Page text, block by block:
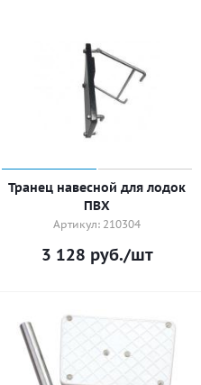
Транец навесной для лодок
ПВХ
Артикул: 210304
3 128 руб./шт